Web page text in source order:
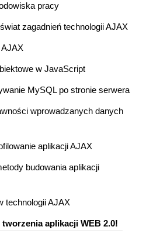
pracy
zagadnień technologii AJAX
w JavaScript
MySQL po stronie serwera
wprowadzanych danych
aplikacji AJAX
budowania aplikacji
technologii AJAX
aplikacji WEB 2.0!